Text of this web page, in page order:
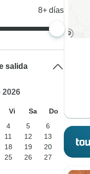
8+ días
salida
2026
Vi Sa
Do
4 5
6
11 12
13
18 19
20
25 26
27